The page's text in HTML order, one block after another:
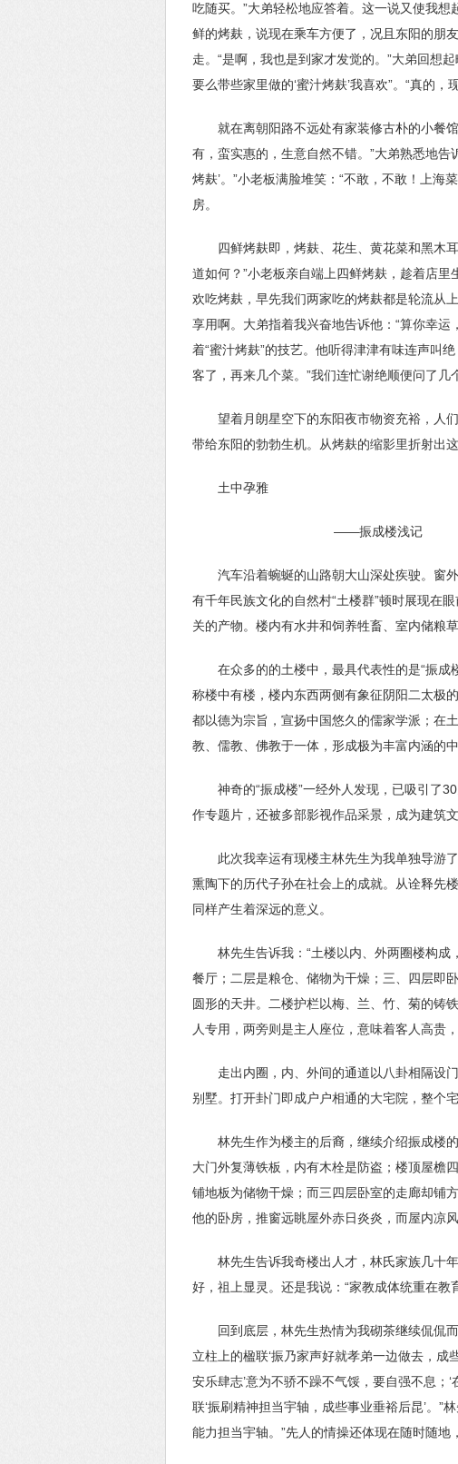
吃随买。”大弟轻松地应答着。这一说又使我
鲜的烤麸，说现在乘车方便了，况且东阳的朋
走。“是啊，我也是到家才发觉的。”大弟回想
要么带些家里做的‘蜜汁烤麸’我喜欢”。“真的
就在离朝阳路不远处有家装修古朴的小餐
有，蛮实惠的，生意自然不错。”大弟熟悉地告
烤麸’。”小老板满脸堆笑：“不敢，不敢！上海
房。
四鲜烤麸即，烤麸、花生、黄花菜和黑木
道如何？”小老板亲自端上四鲜烤麸，趁着店
欢吃烤麸，早先我们两家吃的烤麸都是轮流从
享用啊。大弟指着我兴奋地告诉他：“算你幸
着“蜜汁烤麸”的技艺。他听得津津有味连声叫
客了，再来几个菜。”我们连忙谢绝顺便问了几
望着月朗星空下的东阳夜市物资充裕，人
带给东阳的勃勃生机。从烤麸的缩影里折射出
土中孕雅
——振成楼浅记
汽车沿着蜿蜒的山路朝大山深处疾驶。窗
有千年民族文化的自然村“土楼群”顿时展现在
关的产物。楼内有水井和饲养牲畜、室内储粮
在众多的的土楼中，最具代表性的是“振
称楼中有楼，楼内东西两侧有象征阴阳二太极
都以德为宗旨，宣扬中国悠久的儒家学派；在
教、儒教、佛教于一体，形成极为丰富内涵的中
神奇的“振成楼”一经外人发现，已吸引了
作专题片，还被多部影视作品采景，成为建筑文
此次我幸运有现楼主林先生为我单独导游
熏陶下的历代子孙在社会上的成就。从诠释先
同样产生着深远的意义。
林先生告诉我：“土楼以内、外两圈楼构
餐厅；二层是粮仓、储物为干燥；三、四层即
圆形的天井。二楼护栏以梅、兰、竹、菊的铸
人专用，两旁则是主人座位，意味着客人高贵
走出内圈，内、外间的通道以八卦相隔设
别墅。打开卦门即成户户相通的大宅院，整个
林先生作为楼主的后裔，继续介绍振成楼
大门外复薄铁板，内有木栓是防盗；楼顶屋檐
铺地板为储物干燥；而三四层卧室的走廊却铺
他的卧房，推窗远眺屋外赤日炎炎，而屋内凉风
林先生告诉我奇楼出人才，林氏家族几十
好，祖上显灵。还是我说：“家教成体统重在
回到底层，林先生热情为我砌茶继续侃侃
立柱上的楹联‘振乃家声好就孝弟一边做去，
安乐肆志’意为不骄不躁不气馁，要自强不息；
联‘振刷精神担当宇轴，成些事业垂裕后昆’。”
能力担当宇轴。”先人的情操还体现在随时随地